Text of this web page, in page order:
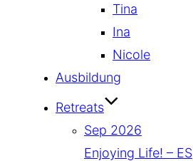
Tina
Ina
Nicole
Ausbildung
Retreats
Sep 2026
Enjoying Life! – ES